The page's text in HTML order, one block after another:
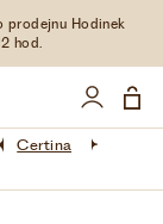
prodejnu Hodinek
hod.
Certina